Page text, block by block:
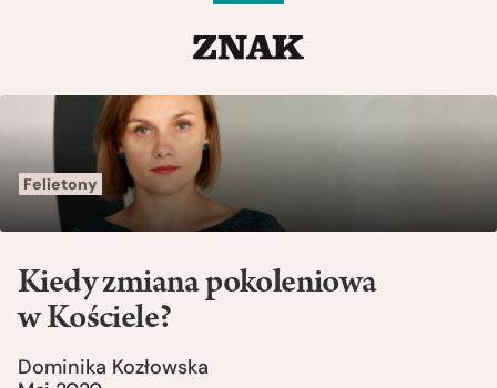
Felietony
Kiedy zmiana pokoleniowa
w Kościele?
Dominika Kozłowska